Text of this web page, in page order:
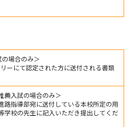
の場合のみ＞
ーにて認定された方に送付される書類
薦入試の場合のみ＞
路指導部宛に送付している本校所定の用
学校の先生に記入いただき提出してくだ